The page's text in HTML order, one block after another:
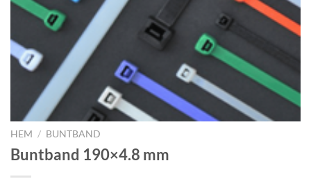
HEM / BUNTBAND
Buntband 190×4.8 mm